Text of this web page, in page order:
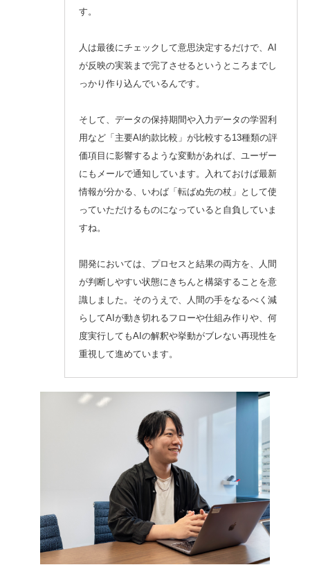
す。
人は最後にチェックして意思決定するだけで、AI
が反映の実装まで完了させるというところまでし
っかり作り込んでいるんです。
そして、データの保持期間や入力データの学習利
用など「主要AI約款比較」が比較する13種類の評
価項目に影響するような変動があれば、ユーザー
にもメールで通知しています。入れておけば最新
情報が分かる、いわば「転ばぬ先の杖」として使
っていただけるものになっていると自負していま
すね。
開発においては、プロセスと結果の両方を、人間
が判断しやすい状態にきちんと構築することを意
識しました。そのうえで、人間の手をなるべく減
らしてAIが動き切れるフローや仕組み作りや、何
度実行してもAIの解釈や挙動がブレない再現性を
重視して進めています。